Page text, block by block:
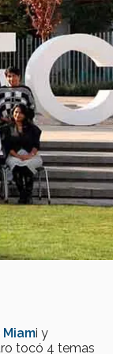
i y
tocó 4 temas